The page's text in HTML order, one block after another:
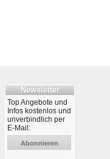
Newsletter
Top Angebote und
Infos kostenlos und
unverbindlich per
E-Mail:
Abonnieren